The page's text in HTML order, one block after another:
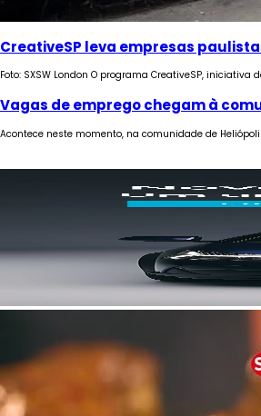
CreativeSP leva empresas
Foto: SXSW London O programa CreativeSP,
Vagas de emprego chegam à
Acontece neste momento, na comunidade de